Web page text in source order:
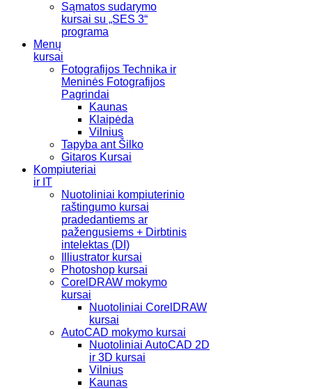
Sąmatos sudarymo
kursai su „SES 3“
programa
Menų
kursai
Fotografijos Technika ir
Meninės Fotografijos
Pagrindai
Kaunas
Klaipėda
Vilnius
Tapyba ant Šilko
Gitaros Kursai
Kompiuteriai
ir IT
Nuotoliniai kompiuterinio
raštingumo kursai
pradedantiems ar
pažengusiems + Dirbtinis
intelektas (DI)
Illiustrator kursai
Photoshop kursai
CorelDRAW mokymo
kursai
Nuotoliniai CorelDRAW
kursai
AutoCAD mokymo kursai
Nuotoliniai AutoCAD 2D
ir 3D kursai
Vilnius
Kaunas